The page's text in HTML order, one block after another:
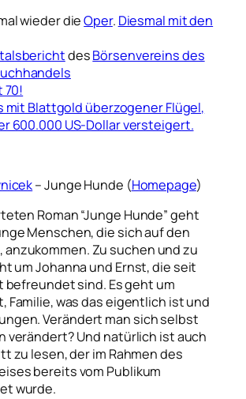
wieder dieOper. Diesmal mit den
desBörsenvereins des
70!
mit Blattgold überzogener Flügel,
600.000 US-Dollar versteigert.
– Junge Hunde (Homepage)
Roman “Junge Hunde” geht
Menschen, die sich auf den
anzukommen. Zu suchen und zu
um Johanna und Ernst, die seit
befreundet sind. Es geht um
Familie, was das eigentlich ist und
Verändert man sich selbst
verändert? Und natürlich ist auch
zu lesen, der im Rahmen des
bereits vom Publikum
wurde.